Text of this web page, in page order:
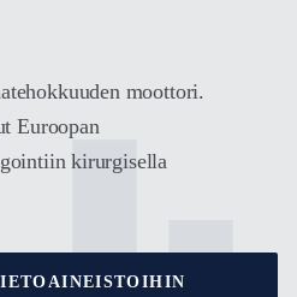
moottori.
Euroopan
kirurgisella